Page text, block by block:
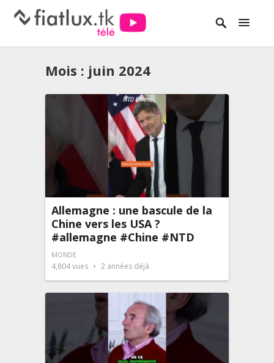
Mois : juin 2024
Allemagne : une bascule de la
Chine vers les USA ?
#allemagne #Chine #NTD
MONDE
4,804vues 2 années déjà